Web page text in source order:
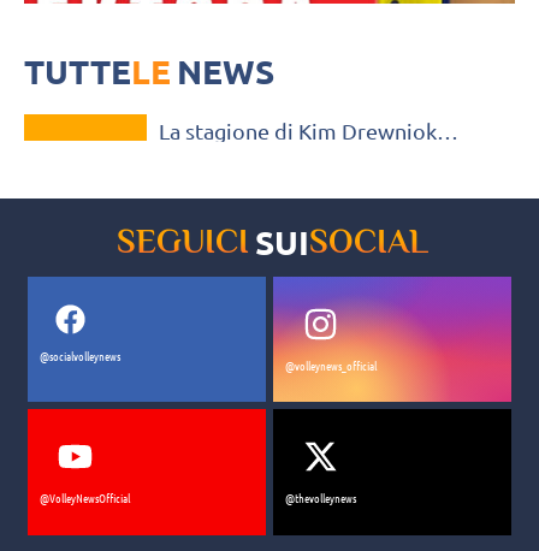
TUTTELE NEWS
VOLLEY MERCATO
La stagione di Kim Drewniok
SEGUICI SUISOCIAL
@socialvolleynews
@volleynews_official
@VolleyNewsOfficial @thevolleynews